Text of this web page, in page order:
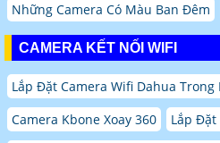
Những Camera Có Màu Ban Đêm
CAMERA KẾT NỐI WIFI
Lắp Đặt Camera Wifi Dahua Trong
Camera Kbone Xoay 360
Lắp Đặt